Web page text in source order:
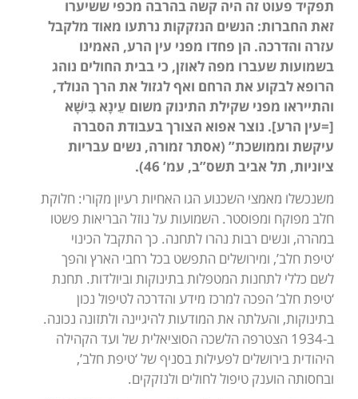
תפקיד פעוט זה היה קשה בהרבה מכפי ששיערו
זאת החברות: הנשים הנזקקות נרתעו מאוד מלקבל
עזרה והדרכה. הן פחדו מפני עין הרע, האמינו
בשמועות שעברו מפה לאוזן, כי בבית החולים נוהג
הרופא לבקוע את הרחם ואף לגזול את הרך הנולד,
והתייראו מפני שקילת התינוק משום עֵינָא בִּישָׁא
[=עין הרע]. נוצר אפוא הצורך בעבודת הסברה
עיקשת וממושכת” (אסתר זמורה, נשים עבריות
ציוניות, תל אביב תשס”ב, עמ’ 46).
משנכשלו מאמצי השכנוע הגו האחיות רעיון מקורי: חלוקת
חלב מפוקח ומפוסטר. השמועות על נוזל הבריאות פשטו
במהרה, ונשים רבות נהרו לתחנה. כך התקבל הכינוי
‘טיפת חלב’, ומירושלים התפשט בכל רחבי הארץ והפך
לשם כללי לתחנות המטפלות בתינוקות וביולדות. תחנת
‘טיפת חלב’ הפכה למרכז מידע והדרכה לטיפול נכון
בתינוקות, והעלתה את המודעות להיגיינה ולתזונה נכונה.
ב-1934 הצטרפה הלשכה הסוציאלית של ועד הקהילה
היהודית בירושלים לפעילות בסניף של ‘טיפת חלב’,
ובחסותה הוענק טיפול לחולים ולנזקקים.